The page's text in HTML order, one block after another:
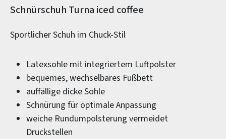
Produktinformationen
Schnürschuh Turna iced coffee
Sportlicher Schuh im Chuck-Stil
Latexsohle mit integriertem Luftpolster
bequemes, wechselbares Fußbett
auffällige dicke Sohle
Schnürung für optimale Anpassung
weiche Rundumpolsterung vermeidet
Druckstellen